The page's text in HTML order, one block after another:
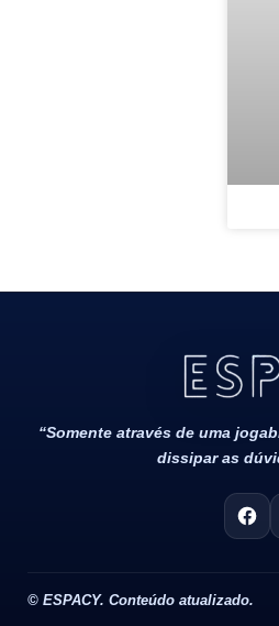
Todos Os Direitos Reservados
“Somente através de uma
dissipar as
© ESPACY. Conteúdo atualizado.